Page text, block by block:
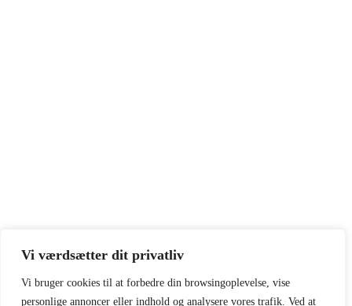
Vi værdsætter dit privatliv
Vi bruger cookies til at forbedre din browsingoplevelse, vise
personlige annoncer eller indhold og analysere vores trafik. Ved at